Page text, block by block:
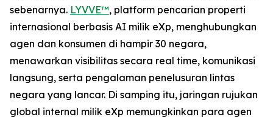
sebenarnya. LYVVE™, platform pencarian properti
internasional berbasis AI milik eXp, menghubungkan
agen dan konsumen di hampir 30 negara,
menawarkan visibilitas secara real time, komunikasi
langsung, serta pengalaman penelusuran lintas
negara yang lancar. Di samping itu, jaringan rujukan
global internal milik eXp memungkinkan para agen